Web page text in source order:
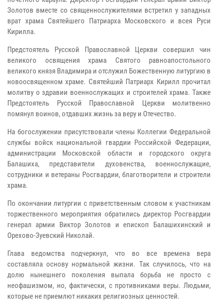
Золотов вместе со священнослужителями встретил у западных
врат храма Святейшего Патриарха Московского и всея Руси
Кирилла.
Предстоятель Русской Православной Церкви совершил чин
великого освящения храма Святого равноапостольного
великого князя Владимира и отслужил Божественную литургию в
новоосвященном храме. Святейший Патриарх Кирилл прочитал
молитву о здравии военнослужащих и строителей храма. Также
Предстоятель Русской Православной Церкви молитвенно
помянул воинов, отдавших жизнь за веру и Отечество.
На богослужении присутствовали члены Коллегии Федеральной
службы войск национальной гвардии Российской Федерации,
администрации Московской области и городского округа
Балашиха, представители духовенства, военнослужащие,
сотрудники и ветераны Росгвардии, благотворители и строители
храма.
По окончании литургии с приветственным словом к участникам
торжественного мероприятия обратились директор Росгвардии
генерал армии Виктор Золотов и епископ Балашихинский и
Орехово-Зуевский Николай.
Глава ведомства подчеркнул, что во все времена вера
составляла основу нормальной жизни. Так случилось, что на
долю нынешнего поколения выпала борьба не просто с
неофашизмом, но, фактически, с противниками веры. Людьми,
которые не приемлют никаких религиозных ценностей.